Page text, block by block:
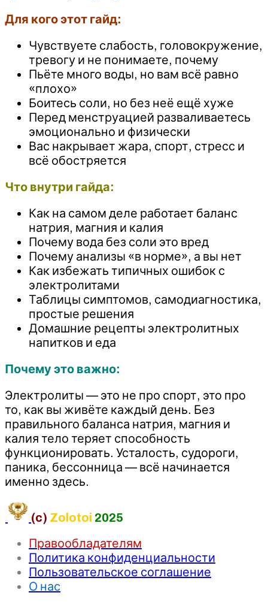
Для кого этот гайд:
‍Чувствуете слабость, головокружение,
тревогу и не понимаете, почему
Пьёте много воды, но вам всё равно
«плохо»
Боитесь соли, но без неё ещё хуже
Перед менструацией разваливаетесь
эмоционально и физически
Вас накрывает жара, спорт, стресс и
всё обостряется
Что внутри гайда:
Как на самом деле работает баланс
натрия, магния и калия
Почему вода без соли это вред
Почему анализы «в норме», а вы нет
Как избежать типичных ошибок с
электролитами
Таблицы симптомов, самодиагностика,
простые решения
Домашние рецепты электролитных
напитков и еда
Почему это важно:
Электролиты — это не про спорт, это про
то, как вы живёте каждый день. Без
правильного баланса натрия, магния и
калия тело теряет способность
функционировать. Усталость, судороги,
паника, бессонница — всё начинается
именно здесь.
(c) Zolotoi 2025
Правообладателям
Политика конфиденциальности
Пользовательское соглашение
О нас